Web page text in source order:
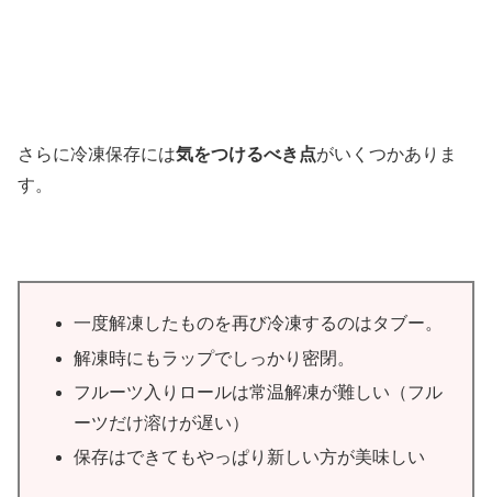
さらに冷凍保存には気をつけるべき点がいくつかありま
す。
一度解凍したものを再び冷凍するのはタブー。
解凍時にもラップでしっかり密閉。
フルーツ入りロールは常温解凍が難しい（フル
ーツだけ溶けが遅い）
保存はできてもやっぱり新しい方が美味しい